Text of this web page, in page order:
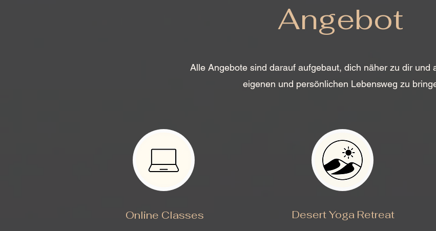
Angebot
Alle Angebote sind darauf aufgebaut, dich näher zu dir und
eigenen und persönlichen Lebensweg zu
Online Classes Desert Yoga Retreat